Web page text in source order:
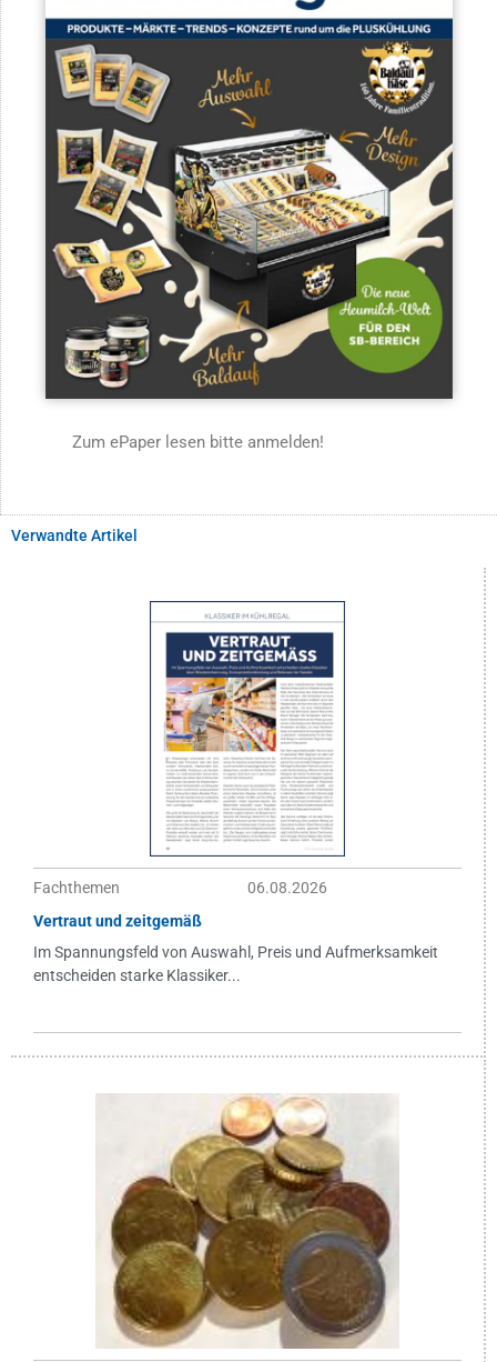
Zum ePaper lesen bitte anmelden!
Verwandte Artikel
Fachthemen
06.08.2026
Vertraut und zeitgemäß
Im Spannungsfeld von Auswahl, Preis und Aufmerksamkeit
entscheiden starke Klassiker...